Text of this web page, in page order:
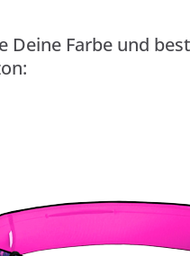
Deine Farbe und